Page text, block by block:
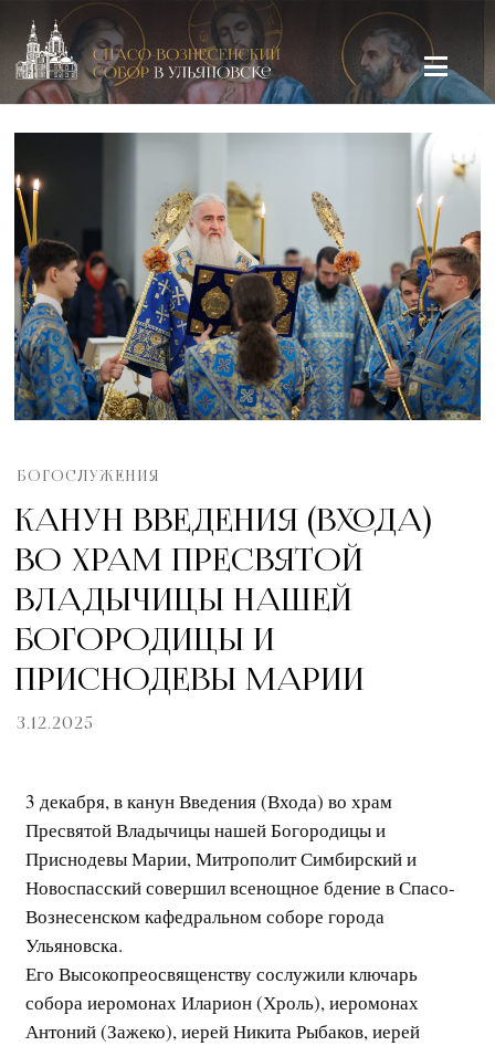
Спасо-Вознесенский кафедральный собор в Ульяновске
БОГОСЛУЖЕНИЯ
КАНУН ВВЕДЕНИЯ (ВХОДА)
ВО ХРАМ ПРЕСВЯТОЙ
ВЛАДЫЧИЦЫ НАШЕЙ
БОГОРОДИЦЫ И
ПРИСНОДЕВЫ МАРИИ
3.12.2025
3 декабря, в канун Введения (Входа) во храм
Пресвятой Владычицы нашей Богородицы и
Приснодевы Марии, Митрополит Симбирский и
Новоспасский совершил всенощное бдение в Спасо-
Вознесенском кафедральном соборе города
Ульяновска.
Его Высокопреосвященству сослужили ключарь
собора иеромонах Иларион (Хроль), иеромонах
Антоний (Зажеко), иерей Никита Рыбаков, иерей